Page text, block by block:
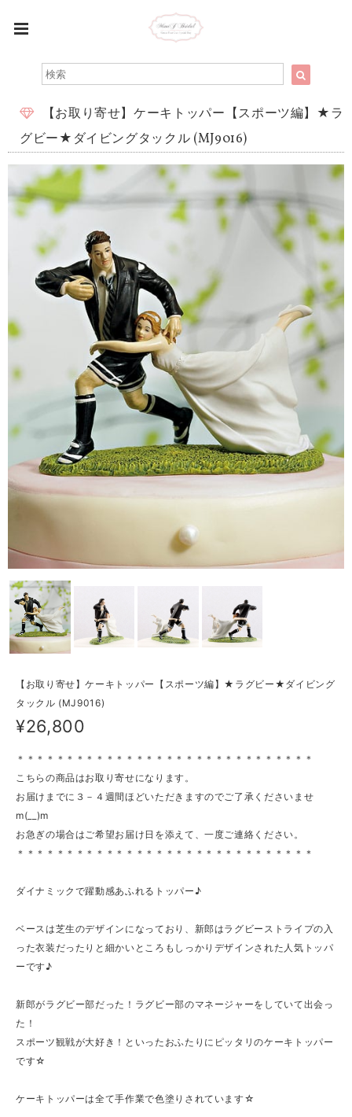
【お取り寄せ】ケーキトッパー【スポーツ編】★ラ
グビー★ダイビングタックル (MJ9016)
【お取り寄せ】ケーキトッパー【スポーツ編】★ラグビー★ダイビング
タックル (MJ9016)
¥26,800
＊＊＊＊＊＊＊＊＊＊＊＊＊＊＊＊＊＊＊＊＊＊＊＊＊＊＊＊＊＊
こちらの商品はお取り寄せになります。
お届けまでに３－４週間ほどいただきますのでご了承くださいませ
m(__)m
お急ぎの場合はご希望お届け日を添えて、一度ご連絡ください。
＊＊＊＊＊＊＊＊＊＊＊＊＊＊＊＊＊＊＊＊＊＊＊＊＊＊＊＊＊＊
ダイナミックで躍動感あふれるトッパー♪
ベースは芝生のデザインになっており、新郎はラグビーストライプの入
った衣装だったりと細かいところもしっかりデザインされた人気トッパ
ーです♪
新郎がラグビー部だった！ラグビー部のマネージャーをしていて出会っ
た！
スポーツ観戦が大好き！といったおふたりにピッタリのケーキトッパー
です☆
ケーキトッパーは全て手作業で色塗りされています☆